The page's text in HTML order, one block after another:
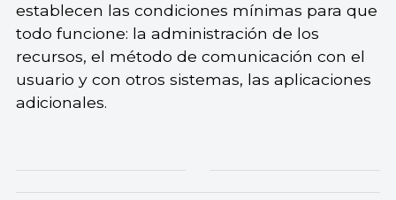
establecen las condiciones mínimas para que
todo funcione: la administración de los
recursos, el método de comunicación con el
usuario y con otros sistemas, las aplicaciones
adicionales.